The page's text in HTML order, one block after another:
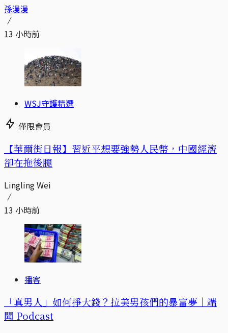
孫漫漫
13 小時前
WSJ守護精選
僅限會員
【華爾街日報】習近平想要強勢人民幣，中國經濟
卻在拖後腿
Lingling Wei
13 小時前
播客
「真男人」如何掙大錢？拉美男孩們的暴富夢｜端
聞 Podcast